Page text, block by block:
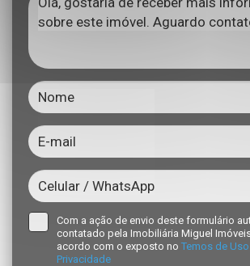
Com a ação de envio deste formulário
contatado pela Imobiliária Miguel
acordo com o exposto no Temos de Uso
Privacidade